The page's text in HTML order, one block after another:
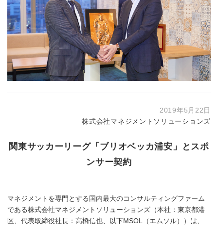
2019年5月22日
株式会社マネジメントソリューションズ
関東サッカーリーグ「ブリオベッカ浦安」とスポ
ンサー契約
マネジメントを専門とする国内最大のコンサルティングファーム
である株式会社マネジメントソリューションズ（本社：東京都港
区、代表取締役社長：高橋信也、以下MSOL（エムソル））は、